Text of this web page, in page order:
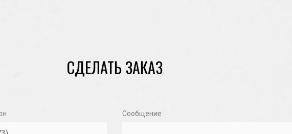
СДЕЛАТЬ ЗАКАЗ
Сообщение